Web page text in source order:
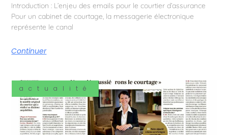
Introduction : L’enjeu des emails pour le courtier d’assurance
Pour un cabinet de courtage, la messagerie électronique
représente le canal
Continuer
actualité